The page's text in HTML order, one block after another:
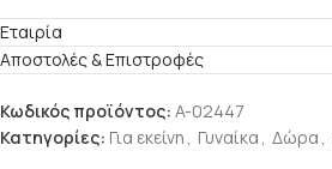
Εταιρία
Αποστολές & Επιστροφές
Κωδικός προϊόντος: A-02447
Κατηγορίες: Για εκείνη , Γυναίκα , Δώρα ,